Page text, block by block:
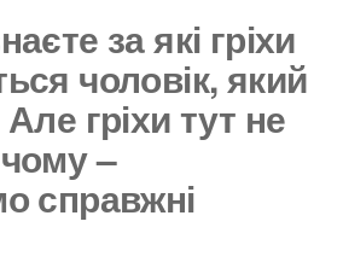
за які гріхи
чоловік, який
Але гріхи тут не
–
справжні